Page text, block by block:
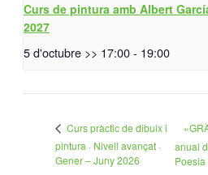
Curs de pintura amb Albert
2027
5 d'octubre >> 17:00- 19:00
Curs pràctic de dibuix i
pintura · Nivell avançat ·
Gener – Juny 2026
anual
Poesia